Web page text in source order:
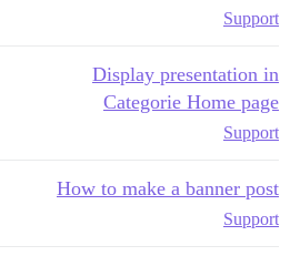
Support
Display presentation in
Categorie Home page
Support
How to make a banner post
Support